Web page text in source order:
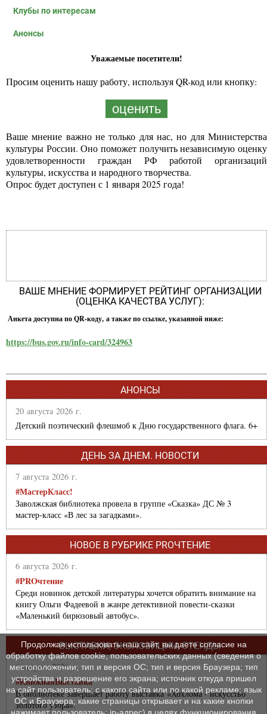
Клубы по интересам
Анонсы
Уважаемые посетители!
Просим оценить нашу работу, используя QR-код или кнопку:
оценить
Ваше мнение важно не только для нас, но для Министерства
культуры России. Оно поможет получить независимую оценку
удовлетворенности граждан РФ работой организаций
культуры, искусства и народного творчества.
Опрос будет доступен с 1 января 2025 года!
ВАШЕ МНЕНИЕ ФОРМИРУЕТ РЕЙТИНГ ОРГАНИЗАЦИИ
(ОЦЕНКА КАЧЕСТВА УСЛУГ):
Анкета доступна по QR-коду, а также по ссылке, указанной ниже:
https://bus.gov.ru/info-card/324963
АНОНСЫ
20 августа 2026 г.
Детский поэтический флешмоб к Дню государственного флага. 6+
ДЕНЬ ЗА ДНЕМ. НОВОСТИ
7 августа 2026 г.
#МастерКласс!
Заволжская библиотека провела в группе «Сказка» ДС № 3
мастер-класс «В лес за загадками».
НОВОЕ В РУБРИКЕ PROЧТЕНИЕ
6 августа 2026 г.
#PROчтение
Среди новинок детской литературы хочется обратить внимание на
книгу Ольги Фадеевой в жанре детективной повести-сказки
«Маленький бирюзовый автобус».
ВЫСТАВКИ, ЭКСПОЗИЦИИ, СТЕНДЫ
6 августа 2026 г.
#КнижнаяВыставка
В библиотеке завершает работу выставка «Хохлома - искусство
золотого узора».
Продолжая использовать наш сайт, вы даете согласие на
обработку файлов cookie, пользовательских данных (сведения о
местоположении; тип и версия ОС; тип и версия Браузера; тип
устройства и разрешение его экрана; источник откуда пришел
на сайт пользователь; с какого сайта или по какой рекламе; язык
ОС и Браузера; какие страницы открывает и на какие кнопки